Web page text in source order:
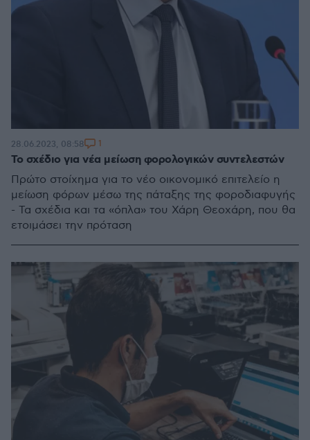
Το σχέδιο για νέα μείωση φορολογικών συντελεστών
Πρώτο στοίχημα για το νέο οικονομικό επιτελείο η
μείωση φόρων μέσω της πάταξης της φοροδιαφυγής
- Τα σχέδια και τα «όπλα» του Χάρη Θεοχάρη, που θα
ετοιμάσει την πρόταση
28.06.2023, 08:58 1